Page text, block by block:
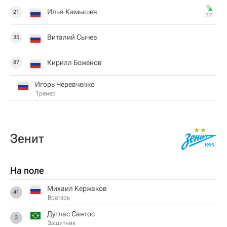
21 Илья Камышев 72‎’‎
35 Виталий Сычев
87 Кирилл Боженов
Игорь Черевченко
Тренер
Зенит
На поле
41 Михаил Кержаков
Вратарь
3 Дуглас Сантос
Защитник